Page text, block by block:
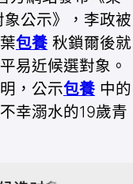
公示》，李政被
包養 秋鎖爾後就
易近候選對象。
，公示包養 中的
幸溺水的19歲青